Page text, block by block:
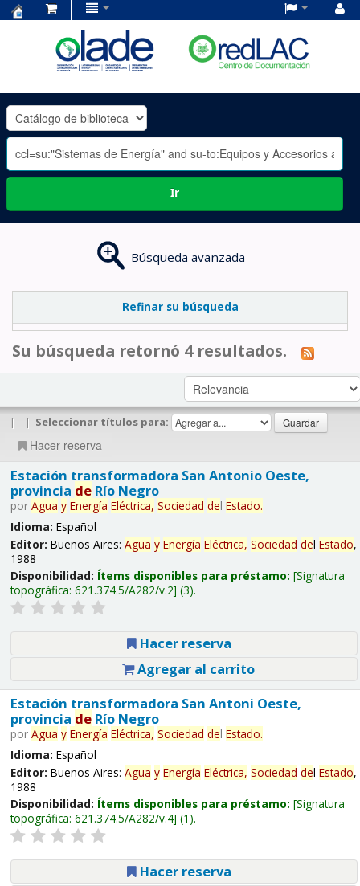
OLADE
-
Ir
Búsqueda avanzada
Refinar su búsqueda
Su búsqueda retornó 4 resultados.
| | Seleccionar títulos para:
Hacer reserva
Estación transformadora San Antonio Oeste,
provincia deRío Negro
por Agua y Energía Eléctrica, Sociedad del Estado.
Idioma: Español
Editor: Buenos Aires: Agua y Energía Eléctrica, Sociedad del Estado,
1988
Disponibilidad: Ítems disponibles para préstamo: Signatura
topográfica: 621.374.5/A282/v.2 (3).
Hacer reserva
Agregar al carrito
Estación transformadora San Antoni Oeste,
provincia deRío Negro
por Agua y Energía Eléctrica, Sociedad del Estado.
Idioma: Español
Editor: Buenos Aires: Agua y Energía Eléctrica, Sociedad del Estado,
1988
Disponibilidad: Ítems disponibles para préstamo: Signatura
topográfica: 621.374.5/A282/v.4 (1).
Hacer reserva